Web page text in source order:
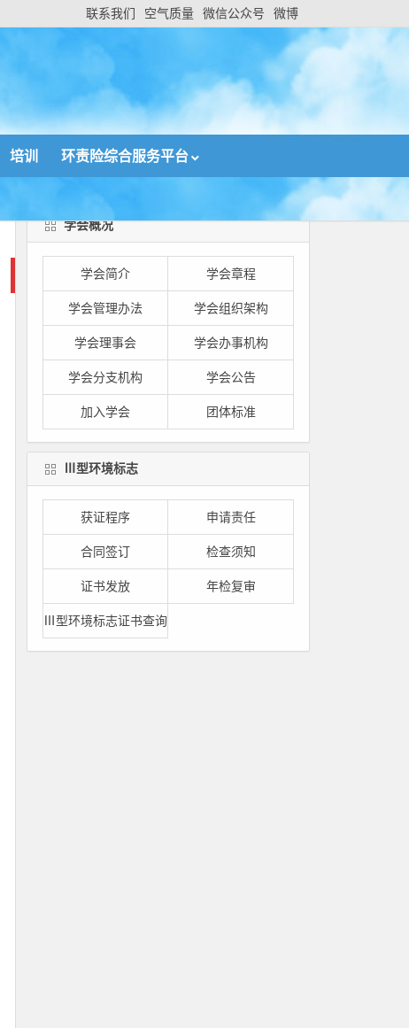
联系我们 空气质量 微信公众号 微博
培训 环责险综合服务平台
学会概况
学会简介 学会章程
学会管理办法 学会组织架构
学会理事会 学会办事机构
学会分支机构 学会公告
加入学会 团体标准
Ⅲ型环境标志
获证程序 申请责任
合同签订 检查须知
证书发放 年检复审
Ⅲ型环境标志证书查询